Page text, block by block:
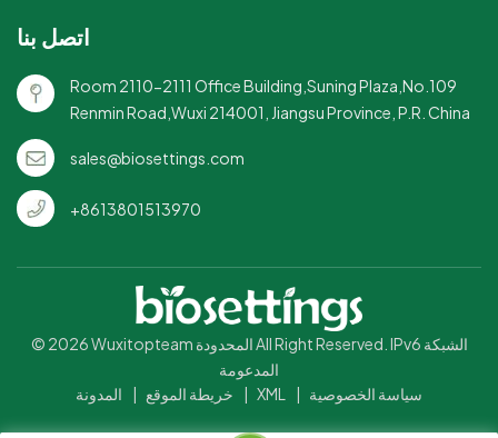
اتصل بنا
Room 2110-2111 Office Building,Suning Plaza,No.109
Renmin Road,Wuxi 214001, Jiangsu Province, P.R. China
sales@biosettings.com
+8613801513970
© 2026 Wuxitopteam المحدودة All Right Reserved. IPv6 الشبكة
المدعومة
المدونة
| خريطة الموقع | XML | سياسة الخصوصية